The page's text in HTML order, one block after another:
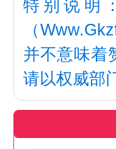
特别说明
（
并不意味着
请以权威部